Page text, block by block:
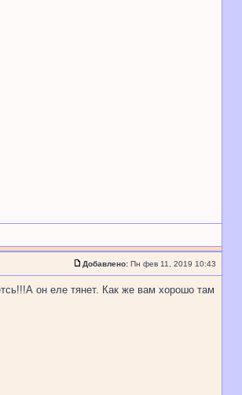
Добавлено: Пн фев 11, 2019 10:43
он еле тянет. Как же вам хорошо там